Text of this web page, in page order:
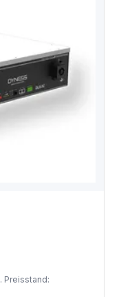
. Preisstand: